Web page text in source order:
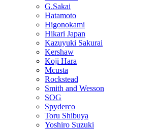
G.Sakai
Hatamoto
Higonokami
Hikari Japan
Kazuyuki Sakurai
Kershaw
Koji Hara
Mcusta
Rockstead
Smith and Wesson
SOG
Spyderco
Toru Shibuya
Yoshiro Suzuki